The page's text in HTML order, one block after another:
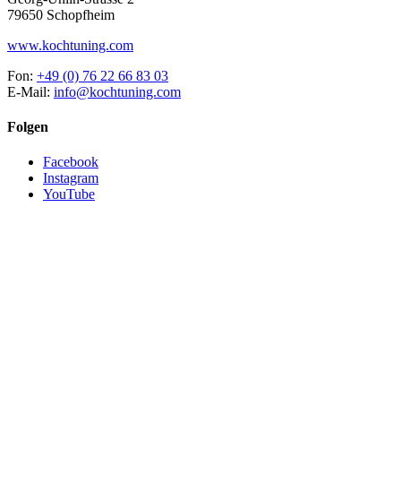
79650 Schopfheim
www.kochtuning.com
Fon: +49 (0) 76 22 66 83 03
E-Mail: info@kochtuning.com
Folgen
Facebook
Instagram
YouTube